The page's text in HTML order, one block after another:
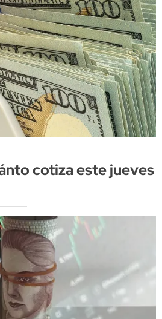
cotiza este jueves